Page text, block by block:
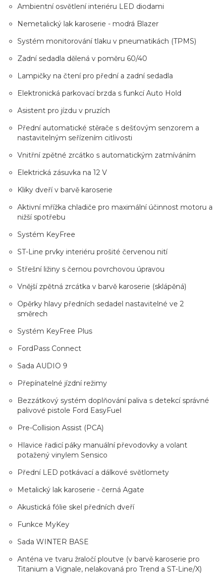
Ambientní osvětlení interiéru LED diodami
Nemetalický lak karoserie - modrá Blazer
Systém monitorování tlaku v pneumatikách (TPMS)
Zadní sedadla dělená v poměru 60/40
Lampičky na čtení pro přední a zadní sedadla
Elektronická parkovací brzda s funkcí Auto Hold
Asistent pro jízdu v pruzích
Přední automatické stěrače s dešťovým senzorem a
nastavitelným seřízením citlivosti
Vnitřní zpětné zrcátko s automatickým zatmíváním
Elektrická zásuvka na 12 V
Kliky dveří v barvě karoserie
Aktivní mřížka chladiče pro maximální účinnost motoru a
nižší spotřebu
Systém KeyFree
ST-Line prvky interiéru prošité červenou nití
Střešní ližiny s černou povrchovou úpravou
Vnější zpětná zrcátka v barvě karoserie (sklápěná)
Opěrky hlavy předních sedadel nastavitelné ve 2
směrech
Systém KeyFree Plus
FordPass Connect
Sada AUDIO 9
Přepínatelné jízdní režimy
Bezzátkový systém doplňování paliva s detekcí správné
palivové pistole Ford EasyFuel
Pre-Collision Assist (PCA)
Hlavice řadicí páky manuální převodovky a volant
potažený vinylem Sensico
Přední LED potkávací a dálkové světlomety
Metalický lak karoserie - černá Agate
Akustická fólie skel předních dveří
Funkce MyKey
Sada WINTER BASE
Anténa ve tvaru žraločí ploutve (v barvě karoserie pro
Titanium a Vignale, nelakovaná pro Trend a ST-Line/X)